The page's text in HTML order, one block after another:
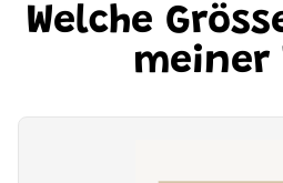
Welche
meiner